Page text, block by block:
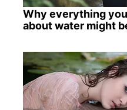
Why everything
about water might